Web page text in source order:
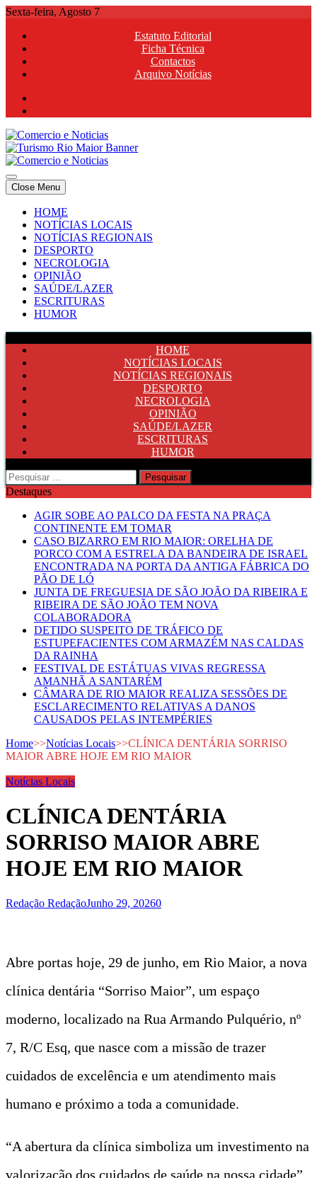
Skip
content
Sexta-feira, Agosto 7
Estatuto Editorial
Ficha Técnica
Contactos
Arquivo Notícias
Comercio e Noticias
Notícias e Publicidade Online
Comercio e Noticias
Notícias e Publicidade Online
Close Menu
HOME
NOTÍCIAS LOCAIS
NOTÍCIAS REGIONAIS
DESPORTO
NECROLOGIA
OPINIÃO
SAÚDE/LAZER
ESCRITURAS
HUMOR
HOME
NOTÍCIAS LOCAIS
NOTÍCIAS REGIONAIS
DESPORTO
NECROLOGIA
OPINIÃO
SAÚDE/LAZER
ESCRITURAS
HUMOR
Pesquisar
por:
Destaques
AGIR SOBE AO PALCO DA FESTA NA PRAÇA
CONTINENTE EM TOMAR
CASO BIZARRO EM RIO MAIOR: ORELHA DE
PORCO COM A ESTRELA DA BANDEIRA DE ISRAEL
ENCONTRADA NA PORTA DA ANTIGA FÁBRICA DO
PÃO DE LÓ
JUNTA DE FREGUESIA DE SÃO JOÃO DA RIBEIRA E
RIBEIRA DE SÃO JOÃO TEM NOVA
COLABORADORA
DETIDO SUSPEITO DE TRÁFICO DE
ESTUPEFACIENTES COM ARMAZÉM NAS CALDAS
DA RAINHA
FESTIVAL DE ESTÁTUAS VIVAS REGRESSA
AMANHÃ A SANTARÉM
CÂMARA DE RIO MAIOR REALIZA SESSÕES DE
ESCLARECIMENTO RELATIVAS A DANOS
CAUSADOS PELAS INTEMPÉRIES
Home>>Notícias Locais>>CLÍNICA DENTÁRIA SORRISO
MAIOR ABRE HOJE EM RIO MAIOR
Notícias Locais
CLÍNICA DENTÁRIA
SORRISO MAIOR ABRE
HOJE EM RIO MAIOR
Redação RedaçãoJunho 29, 20260
Abre portas hoje, 29 de junho, em Rio Maior, a nova
clínica dentária “Sorriso Maior”, um espaço
moderno, localizado na Rua Armando Pulquério, nº
7, R/C Esq, que nasce com a missão de trazer
cuidados de excelência e um atendimento mais
humano e próximo a toda a comunidade.
“A abertura da clínica simboliza um investimento na
valorização dos cuidados de saúde na nossa cidade”,